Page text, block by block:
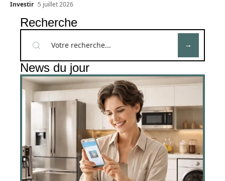
Investir 5 juillet 2026
Recherche
News du jour